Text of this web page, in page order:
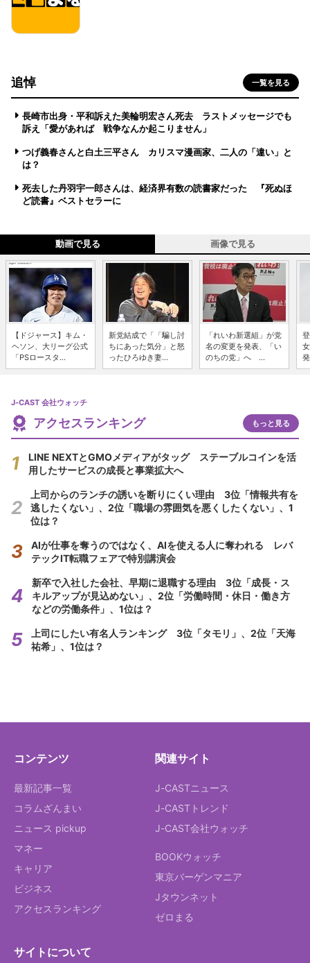
追悼 一覧を見る
長崎市出身・平和訴えた美輪明宏さん死去 ラストメッセージでも
訴え「愛があれば 戦争なんか起こりません」
つげ義春さんと白土三平さん カリスマ漫画家、二人の「違い」と
は？
死去した丹羽宇一郎さんは、経済界有数の読書家だった 『死ぬほ
ど読書』ベストセラーに
動画で見る 画像で見る
【ドジャース】キム・
ヘソン、大リーグ公式
「PSロースタ...
新党結成で「「騙し討
ちにあった気分」と怒
ったひろゆき妻...
「れいわ新選組」が党
名の変更を発表、「い
のちの党」へ ...
J-CAST 会社ウォッチ
アクセスランキング もっと見る
LINE NEXTとGMOメディアがタッグ ステーブルコインを活
用したサービスの成長と事業拡大へ
上司からのランチの誘いを断りにくい理由 3位「情報共有を
逃したくない」、2位「職場の雰囲気を悪くしたくない」、1
位は？
AIが仕事を奪うのではなく、AIを使える人に奪われる レバ
テックIT転職フェアで特別講演会
新卒で入社した会社、早期に退職する理由 3位「成長・ス
キルアップが見込めない」、2位「労働時間・休日・働き方
などの労働条件」、1位は？
上司にしたい有名人ランキング 3位「タモリ」、2位「天海
祐希」、1位は？
コンテンツ
最新記事一覧
コラムざんまい
ニュース pickup
マネー
キャリア
ビジネス
アクセスランキング
関連サイト
J-CASTニュース
J-CASTトレンド
J-CAST会社ウォッチ
BOOKウォッチ
東京バーゲンマニア
Jタウンネット
ゼロまる
サイトについて